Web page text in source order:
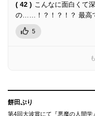
( 42 ) こんなに面白くて
の……！？！？！？ 最高
5
餅田ぷり
第4回大波賞にて『悪魔の人間